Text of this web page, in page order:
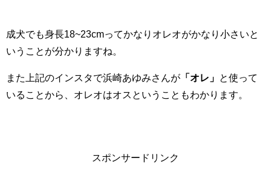
成犬でも身長18~23cmってかなりオレオがかなり小さいと
いうことが分かりますね。
また上記のインスタで浜崎あゆみさんが 「オレ」
と使って
いることから、オレオはオスということもわかります。
スポンサードリンク